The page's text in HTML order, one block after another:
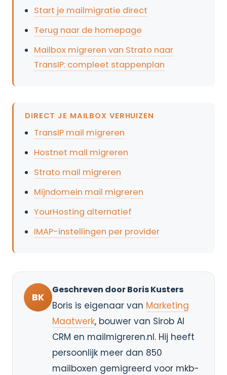
Start je mailmigratie direct
Terug naar de homepage
Mailbox migreren van Strato naar
TransIP: compleet stappenplan
DIRECT JE MAILBOX VERHUIZEN
TransIP mail migreren
Hostnet mail migreren
Strato mail migreren
Mijndomein mail migreren
YourHosting alternatief
IMAP-instellingen per provider
BK
Geschreven door Boris Kusters
Boris is eigenaar van Marketing
Maatwerk, bouwer van Sirob AI
CRM en mailmigreren.nl. Hij heeft
persoonlijk meer dan 850
mailboxen gemigreerd voor mkb-